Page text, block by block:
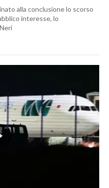
alla conclusione lo scorso
interesse, lo